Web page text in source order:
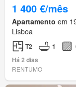
1 400 €/mês
Apartamento em
Lisboa
T2 1
Há 2 dias
RENTUMO